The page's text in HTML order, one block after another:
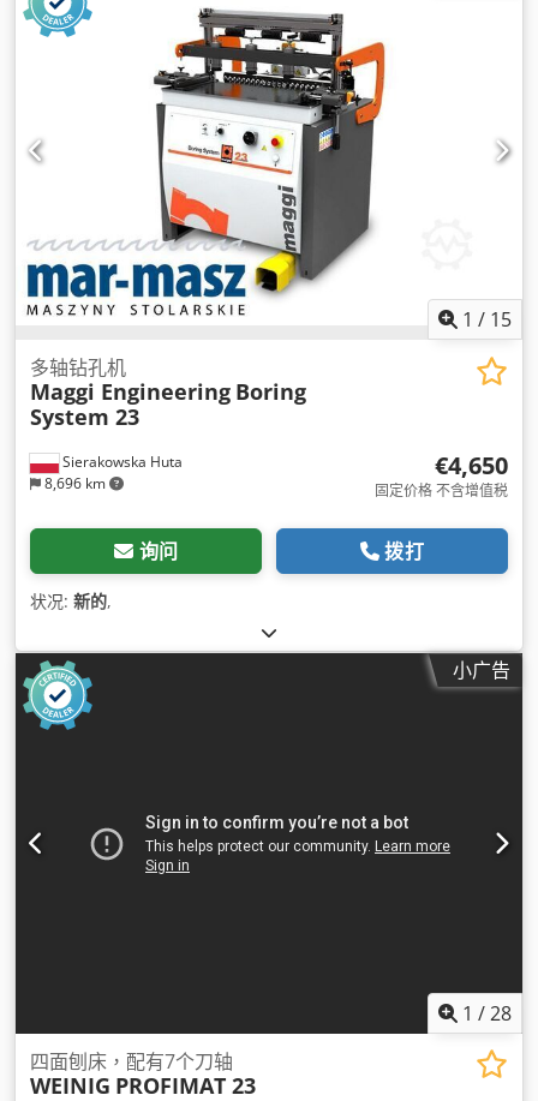
1 / 15
Sierakowska Huta
8,696 km
多轴钻孔机
Maggi Engineering Boring
System 23
€4,650
固定价格 不含增值税
询问 拨打
状况: 新的,
小广告
1 /28
四面刨床，配有7个刀轴
WEINIG PROFIMAT 23